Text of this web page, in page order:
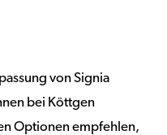
von Signia
bei Köttgen
Optionen empfehlen,